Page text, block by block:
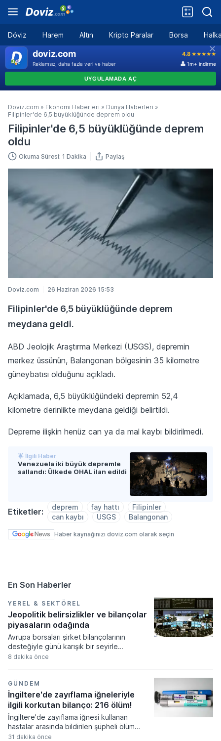
Döviz Harem Altın Kripto Paralar Borsa
Doviz.com » Ekonomi Haberleri » Dünya Haberleri »
Filipinler'de 6,5 büyüklüğünde deprem oldu
Filipinler'de 6,5 büyüklüğünde deprem
oldu
Okuma Süresi: 1 Dakika Paylaş
Doviz.com 26 Haziran 2026 15:53
Filipinler'de 6,5 büyüklüğünde deprem
meydana geldi.
ABD Jeolojik Araştırma Merkezi (USGS), depremin
merkez üssünün, Balangonan bölgesinin 35 kilometre
güneybatısı olduğunu açıkladı.
Açıklamada, 6,5 büyüklüğündeki depremin 52,4
kilometre derinlikte meydana geldiği belirtildi.
Depreme ilişkin henüz can ya da mal kaybı bildirilmedi.
🌟 İlgili Haber
Venezuela iki büyük depremle
sallandı: Ülkede OHAL ilan edildi
Etiketler: deprem fay hattı
Filipinler
can kaybı
USGS Balangonan
Haber kaynağınızı doviz.com olarak seçin
En Son Haberler
YEREL & SEKTÖREL
Jeopolitik belirsizlikler ve bilançolar
piyasaların odağında
Avrupa borsaları şirket bilançolarının
desteğiyle günü karışık bir seyirle
tamamlarken, bölge genelinde ekonomik
Almanya'da imalat sanayi siparişleri
beklentilerin üzerinde artış gösterse de
euro bölgesindeki perakende satış verileri
tüketim harcamalarındaki zayıflığı ortaya
koydu.
8 dakika önce
GÜNDEM
İngiltere'de zayıflama iğneleriyle
ilgili korkutan bilanço: 216 ölüm!
İngiltere'de zayıflama iğnesi kullanan
hastalar arasında bildirilen şüpheli ölüm
vakaları sağlık otoritelerini harekete
31 dakika önce